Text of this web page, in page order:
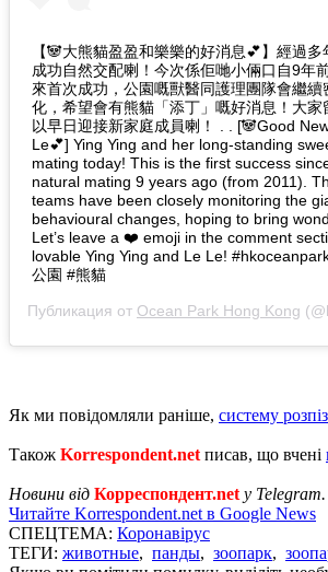
【🐼大熊貓盈盈和樂樂的好消息💕】經過
成功自然交配喇！今次係佢哋小倆口自9年
來首次成功，公園嘅獸醫同護理團隊會繼
化，希望會有熊貓「添丁」嘅好消息！大
以早日迎接新家庭成員喇！ . . [🐼Good
Le💕] Ying Ying and her long-standing
mating today! This is the first success
natural mating 9 years ago (from 2011).
teams have been closely monitoring the
behavioural changes, hoping to bring
Let’s leave a ❤️ emoji in the comment
lovable Ying Ying and Le Le!
公園 #熊貓
Публикация от Ocean Park Hong Kong
Як ми повідомляли раніше, систему
Також Korrespondent.net писав, що вчені
Новини від Корреспондент.net у
Читайте Korrespondent.net в Google News
СПЕЦТЕМА: Коронавірус
ТЕГИ: животные, панды, зоопарк,